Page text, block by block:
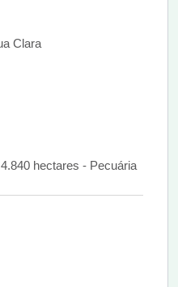
Clara
hectares - Pecuária